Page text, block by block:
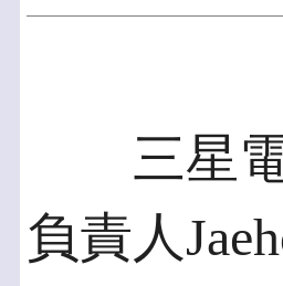
三星電
負責人